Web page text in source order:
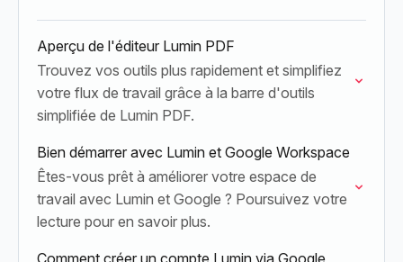
Aperçu de l'éditeur Lumin PDF
Trouvez vos outils plus rapidement et simplifiez
votre flux de travail grâce à la barre d'outils
simplifiée de Lumin PDF.
Bien démarrer avec Lumin et Google Workspace
Êtes-vous prêt à améliorer votre espace de
travail avec Lumin et Google ? Poursuivez votre
lecture pour en savoir plus.
Comment créer un compte Lumin via Google